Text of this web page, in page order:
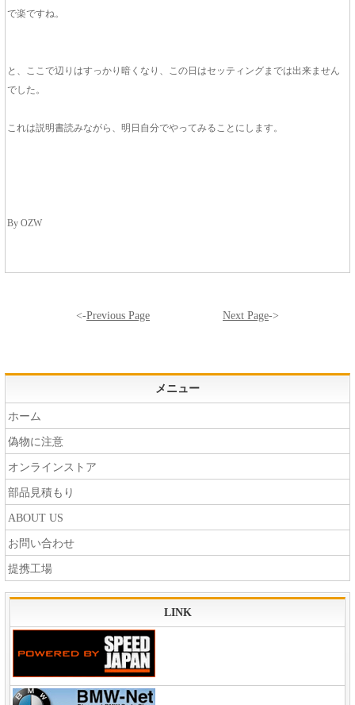
で楽ですね。
と、ここで辺りはすっかり暗くなり、この日はセッティングまでは出来ません
でした。
これは説明書読みながら、明日自分でやってみることにします。
By OZW
<-Previous Page Next Page->
メニュー
ホーム
偽物に注意
オンラインストア
部品見積もり
ABOUT US
お問い合わせ
提携工場
LINK